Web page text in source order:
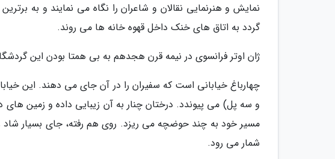
نمایش و هنرنمایی نقالان و شاعران را نگاه می نمایند و به
گردد به اتاق های خنک داخل قهوه خانه ها می روند.
ژان اوتر فرانسوی در نیمه قرن هجدهم به بی همتا بودن این
چهارباغ خیابانی است که سفیران را در آن جای می دهند. این
و سه پل) می پیوندد. درختان چنار به آن زیبایی داده و زمین
مسیر خود به چند حوضچه می ریزد. روی هم رفته، جای بسیار شاد
شمار می رود.